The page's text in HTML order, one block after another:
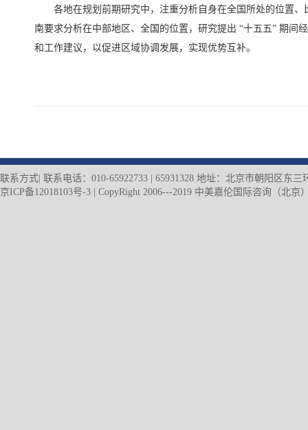
各地在规划前期研究中，注重分析自身在全国所处的位置
南要求分析在中部地区、全国的位置，研究提出 “十五五” 期间
和工作建议，以促进区域协调发展，实现优势互补。
联系方式| 联系电话：010-65922733 | 65931328 地址：北京市朝阳区东
京ICP备12018103号-3 | CopyRight 2006---2019 中美嘉伦国际咨询（北